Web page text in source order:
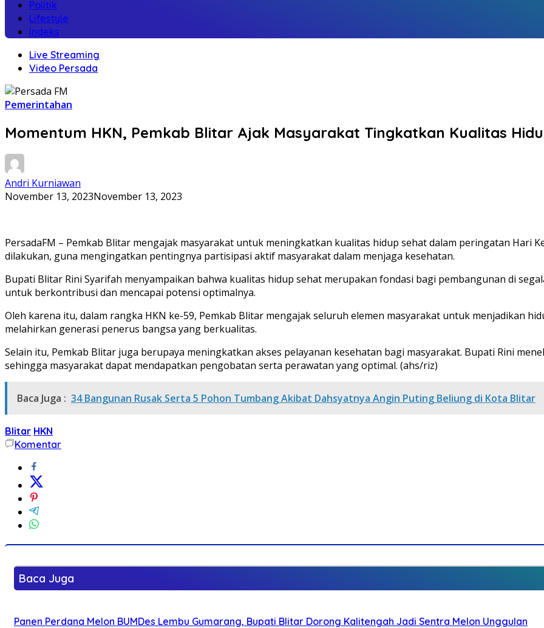
Politik
Lifestyle
Indeks
Live Streaming
Video Persada
Pemerintahan
Momentum HKN, Pemkab Blitar Ajak Masyarakat Tingkatkan Kualitas
Andri Kurniawan
November 13, 2023November 13, 2023
PersadaFM – Pemkab Blitar mengajak masyarakat untuk meningkatkan kualitas hidup sehat dalam peringatan Hari
dilakukan, guna mengingatkan pentingnya partisipasi aktif masyarakat dalam menjaga kesehatan.
Bupati Blitar Rini Syarifah menyampaikan bahwa kualitas hidup sehat merupakan fondasi bagi pembangunan di
untuk berkontribusi dan mencapai potensi optimalnya.
Oleh karena itu, dalam rangka HKN ke-59, Pemkab Blitar mengajak seluruh elemen masyarakat untuk menjadikan
melahirkan generasi penerus bangsa yang berkualitas.
Selain itu, Pemkab Blitar juga berupaya meningkatkan akses pelayanan kesehatan bagi masyarakat. Bupati Rini
sehingga masyarakat dapat mendapatkan pengobatan serta perawatan yang optimal. (ahs/riz)
Baca Juga : 34 Bangunan Rusak Serta 5 Pohon Tumbang Akibat Dahsyatnya Angin Puting Beliung di Kota Blitar
Blitar HKN
Komentar
Baca Juga
Panen Perdana Melon BUMDes Lembu Gumarang, Bupati Blitar Dorong Kalitengah Jadi Sentra Melon Unggulan